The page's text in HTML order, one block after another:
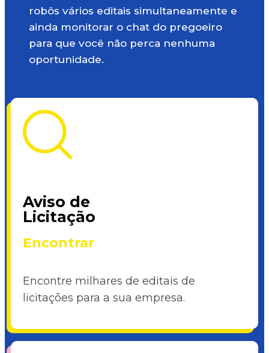
robôs vários editais simultaneamente e
ainda monitorar o chat do pregoeiro
para que você não perca nenhuma
oportunidade.
Aviso de
Licitação
Encontrar
Encontre milhares de editais de
licitações para a sua empresa.